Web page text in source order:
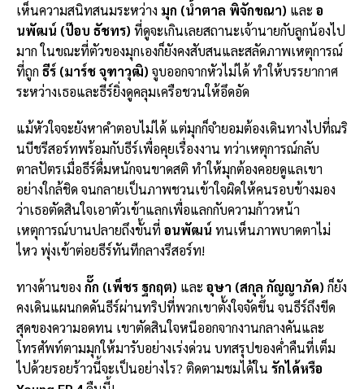
เห็นความสนิทสนมระหว่าง มุก (น้ำตาล พิจักขณา) และ อ
นพัฒน์ (ป๊อบ ธัชทร) ที่ดูจะเกินเลยสถานะเจ้านายกับลูกน้องไป
มาก ในขณะที่ตัวของมุกเองก็ยังคงสับสนและสลัดภาพเหตุการณ์
ที่ถูก ธีร์ (มาร์ช จุฑาวุฒิ) จูบออกจากหัวไม่ได้ ทำให้บรรยากาศ
ระหว่างเธอและธีร์ยิ่งดูคลุมเครือชวนให้อึดอัด
แม้หัวใจจะยังหาคำตอบไม่ได้ แต่มุกก็จำยอมต้องเดินทางไปที่ณริ
นบีชรีสอร์ทพร้อมกับธีร์เพื่อคุยเรื่องงาน ทว่าเหตุการณ์กลับ
ตาลปัตรเมื่อธีร์ดื่มหนักจนขาดสติ ทำให้มุกต้องคอยดูแลเขา
อย่างใกล้ชิด จนกลายเป็นภาพชวนเข้าใจผิดให้คนรอบข้างมอง
ว่าเธอตัดสินใจเอาตัวเข้าแลกเพื่อแลกกับความก้าวหน้า
เหตุการณ์บานปลายถึงขั้นที่ อนพัฒน์ ทนเห็นภาพบาดตาไม่
ไหว พุ่งเข้าต่อยธีร์ทันทีกลางรีสอร์ท!
ทางด้านของ กั๊ก (เพ็ชร ฐกฤต) และ อุษา (สกุล กัญญาภัค) ก็ยัง
คงเดินแผนกดดันธีร์ผ่านทริปที่พวกเขาตั้งใจจัดขึ้น จนธีร์ถึงขีด
สุดของความอดทน เขาตัดสินใจหนีออกจากงานกลางคันและ
โทรศัพท์ตามมุกให้มารับอย่างเร่งด่วน บทสรุปของค่ำคืนที่เต็ม
ไปด้วยรอยร้าวนี้จะเป็นอย่างไร? ติดตามชมได้ใน รักได้หรือ